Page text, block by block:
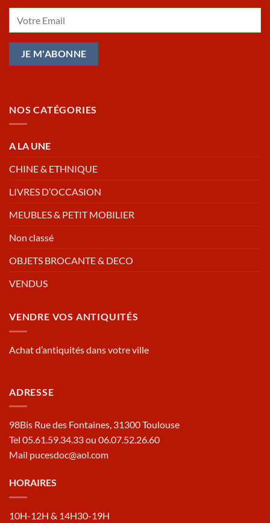
NOS CATÉGORIES
A LA UNE
CHINE & ETHNIQUE
LIVRES D’OCCASION
MEUBLES & PETIT MOBILIER
Non classé
OBJETS BROCANTE & DECO
VENDUS
VENDRE VOS ANTIQUITÉS
Achat d’antiquités dans votre ville
ADRESSE
98Bis Rue des Fontaines, 31300 Toulouse
Tel 05.61.59.34.33 ou 06.07.52.26.60
Mail pucesdoc@aol.com
HORAIRES
10H-12H & 14H30-19H